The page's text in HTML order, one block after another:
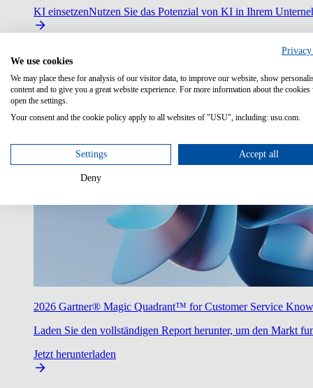
KI einsetzenNutzen Sie das Potenzial von KI in Ihrem
2026 Gartner® Magic Quadrant™ for Customer Service
Laden Sie den vollständigen Report herunter, um den Markt
Jetzt herunterladen
We use cookies
We may place these for analysis of our visitor data, to improve our website, show
content and to give you a great website experience. For more information about the cookies
open the settings.
Your consent and the cookie policy apply to all websites of "USU", including: usu.com.
Settings Accept all
Deny